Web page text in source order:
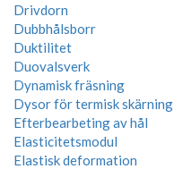
Drivdorn
Dubbhålsborr
Duktilitet
Duovalsverk
Dynamisk fräsning
Dysor för termisk skärning
Efterbearbeting av hål
Elasticitetsmodul
Elastisk deformation